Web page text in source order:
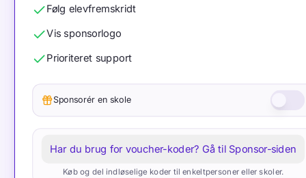
Følg elevfremskridt
Vis sponsorlogo
Prioriteret support
Sponsorér en skole
Har du brug for voucher-koder? Gå til Sponsor-siden
Køb og del indløselige koder til enkeltpersoner eller skoler.